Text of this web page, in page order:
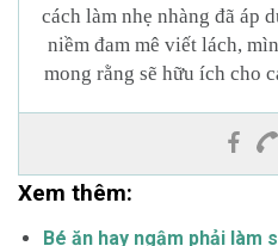
cách làm nhẹ nhàng đã áp
niềm đam mê viết lách,
mong rằng sẽ hữu ích cho
Xem thêm:
Bé ăn hay ngậm phải làm